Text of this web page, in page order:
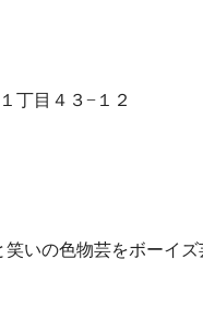
丁目４３−１２
いの色物芸をボーイ